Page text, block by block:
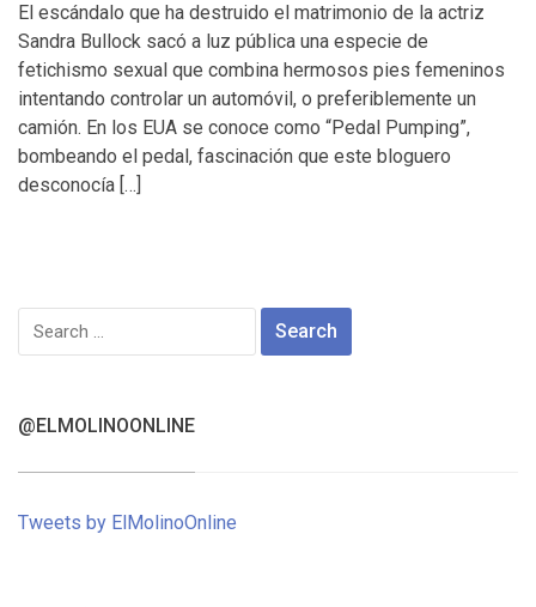
El escándalo que ha destruido el matrimonio de la actriz
Sandra Bullock sacó a luz pública una especie de
fetichismo sexual que combina hermosos pies femeninos
intentando controlar un automóvil, o preferiblemente un
camión. En los EUA se conoce como “Pedal Pumping”,
bombeando el pedal, fascinación que este bloguero
desconocía […]
Search
for:
@ELMOLINOONLINE
Tweets by ElMolinoOnline